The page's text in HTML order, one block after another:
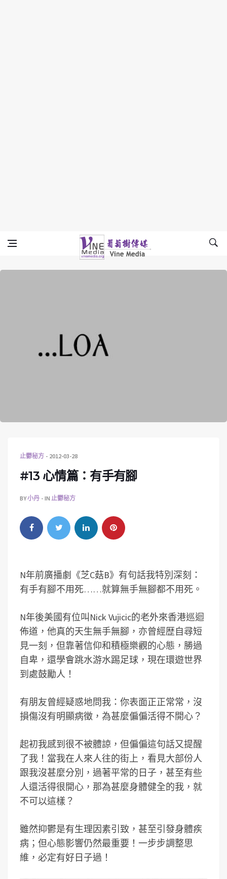
Vine Media
葡萄樹傳媒
止鬱秘方 2012-03-28
#13 心情篇：有手有腳
BY小丹 IN 止鬱秘方
N年前廣播劇《芝C菇B》有句話我特別深刻：
有手有腳不用死……就算無手無腳都不用死。
N年後美國有位叫Nick Vujicic的老外來香港巡迴
佈道，他真的天生無手無腳，亦曾經歴自尋短
見一刻，但靠著信仰和積極樂觀的心態，勝過
自卑，還學會跳水游水踢足球，現在環遊世界
到處鼓勵人！
有朋友曾經疑惑地問我：你表面正正常常，沒
損傷沒有明顯病徵，為甚麼偏偏活得不開心？
起初我感到很不被體諒，但偏偏這句話又提醒
了我！當我在人來人往的街上，看見大部份人
跟我沒甚麼分別，過著平常的日子，甚至有些
人還活得很開心，那為甚麼身體健全的我，就
不可以這樣？
雖然抑鬱是有生理因素引致，甚至引發身體疾
病；但心態影響仍然最重要！一步步調整思
維，必定有好日子過！